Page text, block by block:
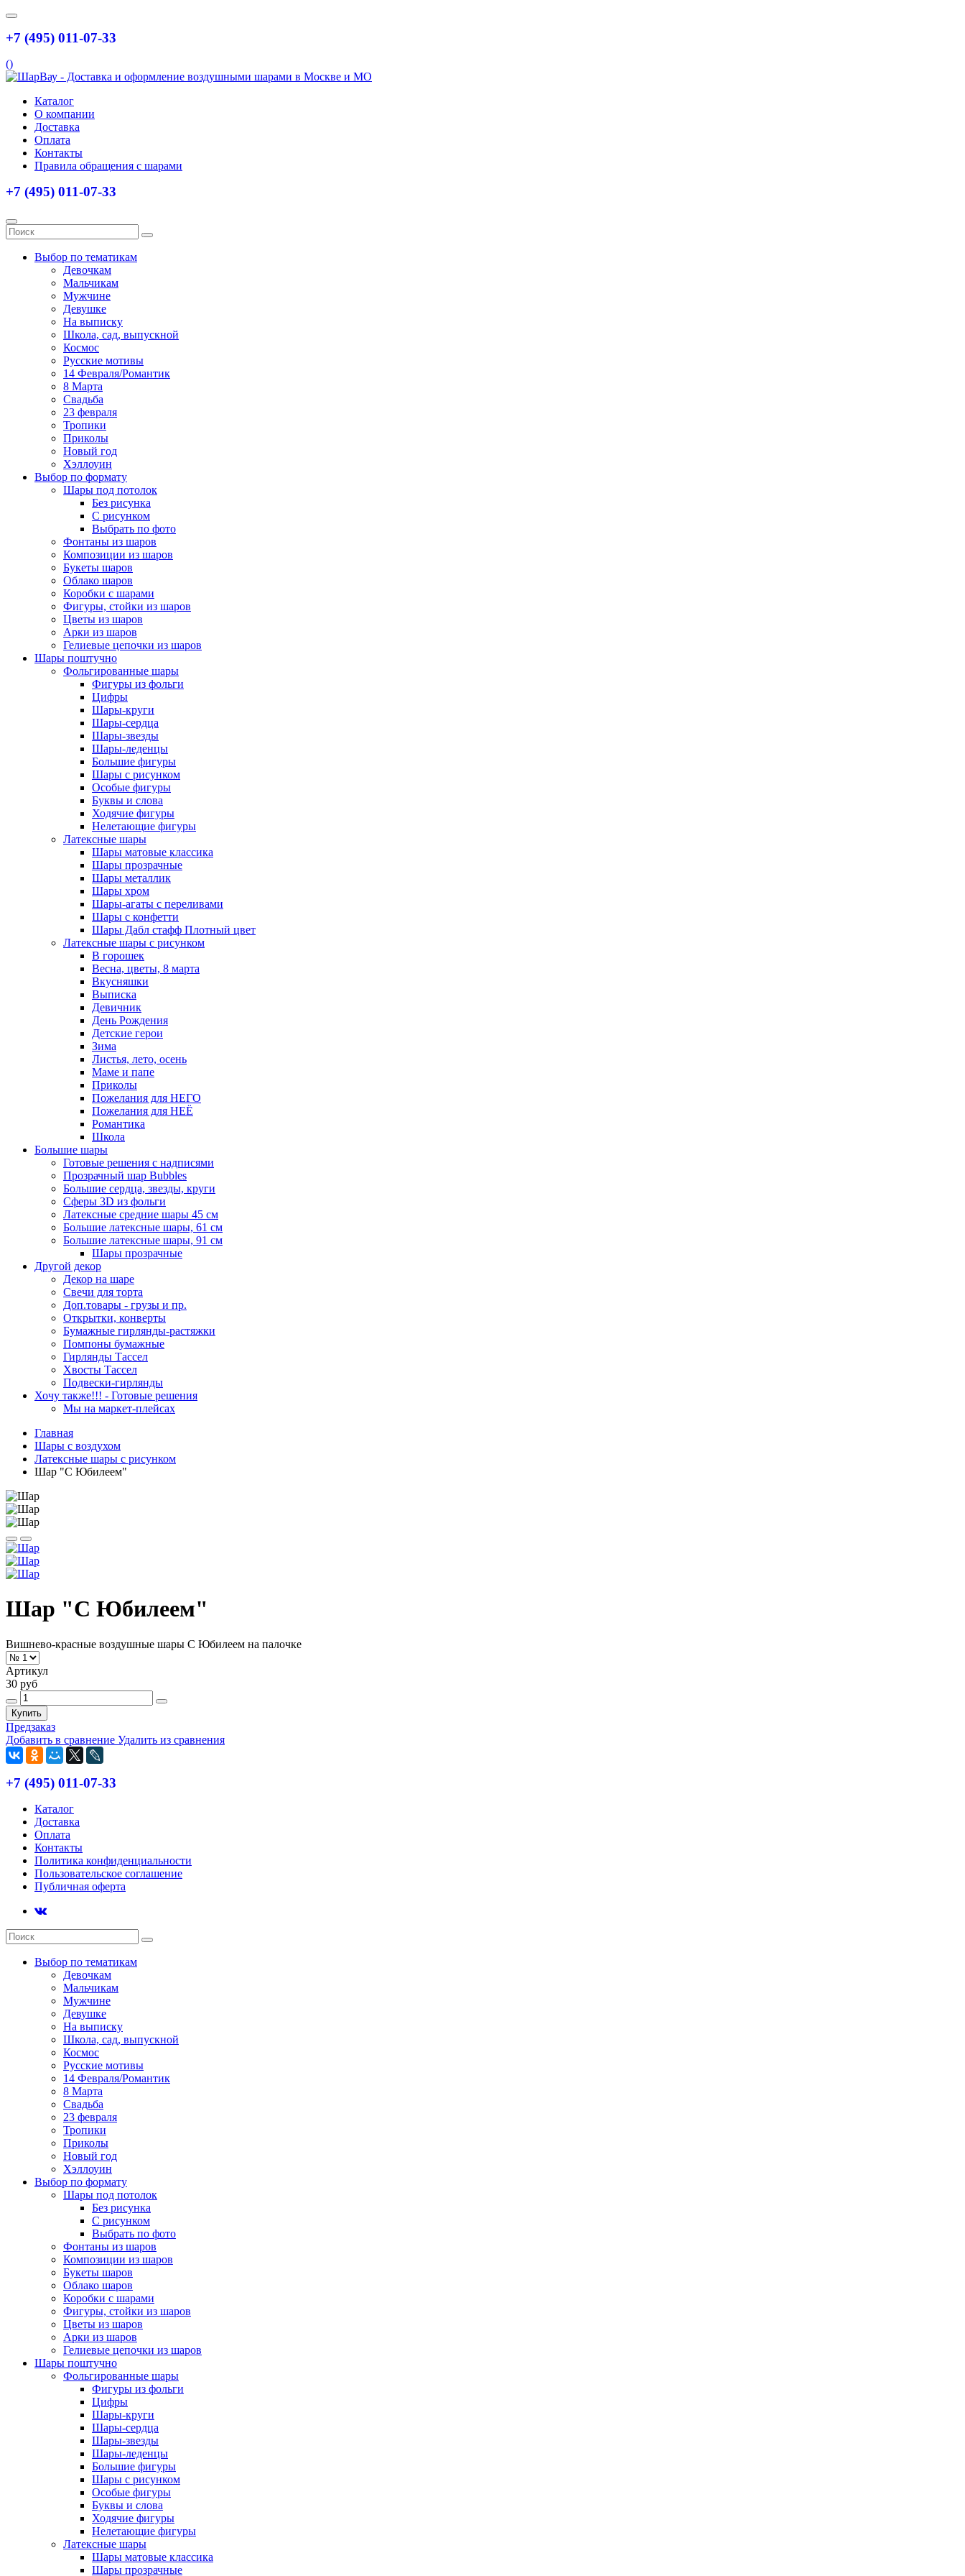
+7 (495) 011-07-33
()
Каталог
О компании
Доставка
Оплата
Контакты
Правила обращения с шарами
+7 (495) 011-07-33
Выбор по тематикам
Девочкам
Мальчикам
Мужчине
Девушке
На выписку
Школа, сад, выпускной
Космос
Русские мотивы
14 Февраля/Романтик
8 Марта
Свадьба
23 февраля
Тропики
Приколы
Новый год
Хэллоуин
Выбор по формату
Шары под потолок
Без рисунка
С рисунком
Выбрать по фото
Фонтаны из шаров
Композиции из шаров
Букеты шаров
Облако шаров
Коробки с шарами
Фигуры, стойки из шаров
Цветы из шаров
Арки из шаров
Гелиевые цепочки из шаров
Шары поштучно
Фольгированные шары
Фигуры из фольги
Цифры
Шары-круги
Шары-сердца
Шары-звезды
Шары-леденцы
Большие фигуры
Шары с рисунком
Особые фигуры
Буквы и слова
Ходячие фигуры
Нелетающие фигуры
Латексные шары
Шары матовые классика
Шары прозрачные
Шары металлик
Шары хром
Шары-агаты с переливами
Шары с конфетти
Шары Дабл стафф Плотный цвет
Латексные шары с рисунком
В горошек
Весна, цветы, 8 марта
Вкусняшки
Выписка
Девичник
День Рождения
Детские герои
Зима
Листья, лето, осень
Маме и папе
Приколы
Пожелания для НЕГО
Пожелания для НЕЁ
Романтика
Школа
Большие шары
Готовые решения с надписями
Прозрачный шар Bubbles
Большие сердца, звезды, круги
Сферы 3D из фольги
Латексные средние шары 45 см
Большие латексные шары, 61 см
Большие латексные шары, 91 см
Шары прозрачные
Другой декор
Декор на шаре
Свечи для торта
Доп.товары - грузы и пр.
Открытки, конверты
Бумажные гирлянды-растяжки
Помпоны бумажные
Гирлянды Тассел
Хвосты Тассел
Подвески-гирлянды
Хочу также!!! - Готовые решения
Мы на маркет-плейсах
Главная
Шары c воздухом
Латексные шары с рисунком
Шар "С Юбилеем"
Шар "С Юбилеем"
Вишнево-красные воздушные шары С Юбилеем на палочке
Артикул
30 руб
Купить
Предзаказ
Добавить в сравнение Удалить из сравнения
+7 (495) 011-07-33
Каталог
Доставка
Оплата
Контакты
Политика конфиденциальности
Пользовательское соглашение
Публичная оферта
Выбор по тематикам
Девочкам
Мальчикам
Мужчине
Девушке
На выписку
Школа, сад, выпускной
Космос
Русские мотивы
14 Февраля/Романтик
8 Марта
Свадьба
23 февраля
Тропики
Приколы
Новый год
Хэллоуин
Выбор по формату
Шары под потолок
Без рисунка
С рисунком
Выбрать по фото
Фонтаны из шаров
Композиции из шаров
Букеты шаров
Облако шаров
Коробки с шарами
Фигуры, стойки из шаров
Цветы из шаров
Арки из шаров
Гелиевые цепочки из шаров
Шары поштучно
Фольгированные шары
Фигуры из фольги
Цифры
Шары-круги
Шары-сердца
Шары-звезды
Шары-леденцы
Большие фигуры
Шары с рисунком
Особые фигуры
Буквы и слова
Ходячие фигуры
Нелетающие фигуры
Латексные шары
Шары матовые классика
Шары прозрачные